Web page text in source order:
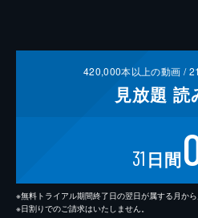
420,000本以上の動画 /
見放題 読
31 日間
※無料トライアル期間終了日の翌日が属する月から
※日割りでのご請求はいたしません。